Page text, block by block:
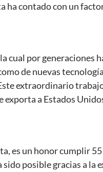
ha contado con un
cual por
de nuevas
extraordinario
a Estados
es un honor cumplir
posible gracias a la